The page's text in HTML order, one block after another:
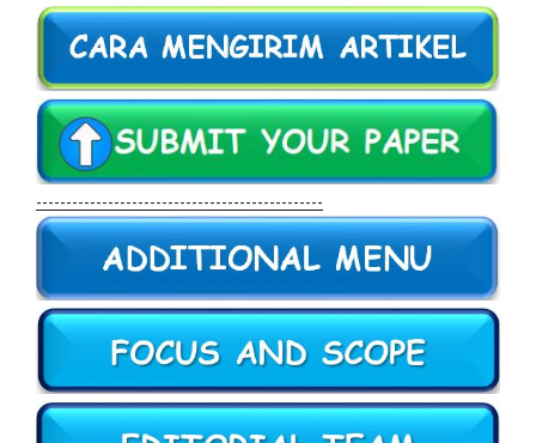
------------------------------------------------